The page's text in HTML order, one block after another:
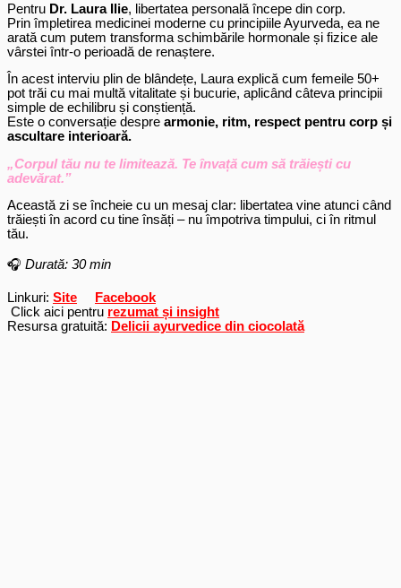
Pentru Dr. Laura Ilie, libertatea personală începe din corp.
Prin împletirea medicinei moderne cu principiile Ayurveda, ea ne
arată cum putem transforma schimbările hormonale și fizice ale
vârstei într-o perioadă de renaștere.
În acest interviu plin de blândețe, Laura explică cum femeile 50+
pot trăi cu mai multă vitalitate și bucurie, aplicând câteva principii
simple de echilibru și conștiență.
Este o conversație despre armonie, ritm, respect pentru corp și
ascultare interioară.
„Corpul tău nu te limitează. Te învață cum să trăiești cu
adevărat.”
Această zi se încheie cu un mesaj clar: libertatea vine atunci când
trăiești în acord cu tine însăți – nu împotriva timpului, ci în ritmul
tău.
🎧 Durată: 30 min
Linkuri: Site
Facebook
Click aici pentru rezumat și insight
Resursa gratuită: Delicii ayurvedice din ciocolată